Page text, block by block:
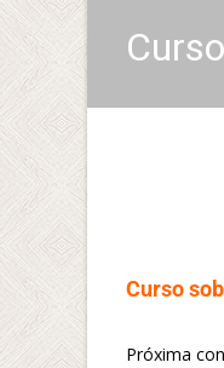
Curso
Próxima